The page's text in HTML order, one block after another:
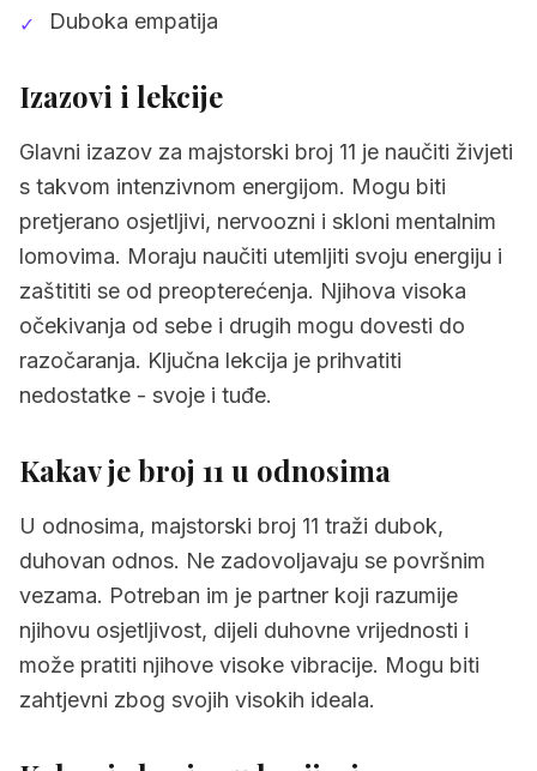
✓ Duboka empatija
Izazovi i lekcije
Glavni izazov za majstorski broj 11 je naučiti živjeti
s takvom intenzivnom energijom. Mogu biti
pretjerano osjetljivi, nervoozni i skloni mentalnim
lomovima. Moraju naučiti utemljiti svoju energiju i
zaštititi se od preopterećenja. Njihova visoka
očekivanja od sebe i drugih mogu dovesti do
razočaranja. Ključna lekcija je prihvatiti
nedostatke - svoje i tuđe.
Kakav je broj 11 u odnosima
U odnosima, majstorski broj 11 traži dubok,
duhovan odnos. Ne zadovoljavaju se površnim
vezama. Potreban im je partner koji razumije
njihovu osjetljivost, dijeli duhovne vrijednosti i
može pratiti njihove visoke vibracije. Mogu biti
zahtjevni zbog svojih visokih ideala.